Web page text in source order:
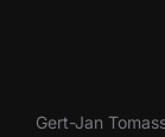
Gert-Jan